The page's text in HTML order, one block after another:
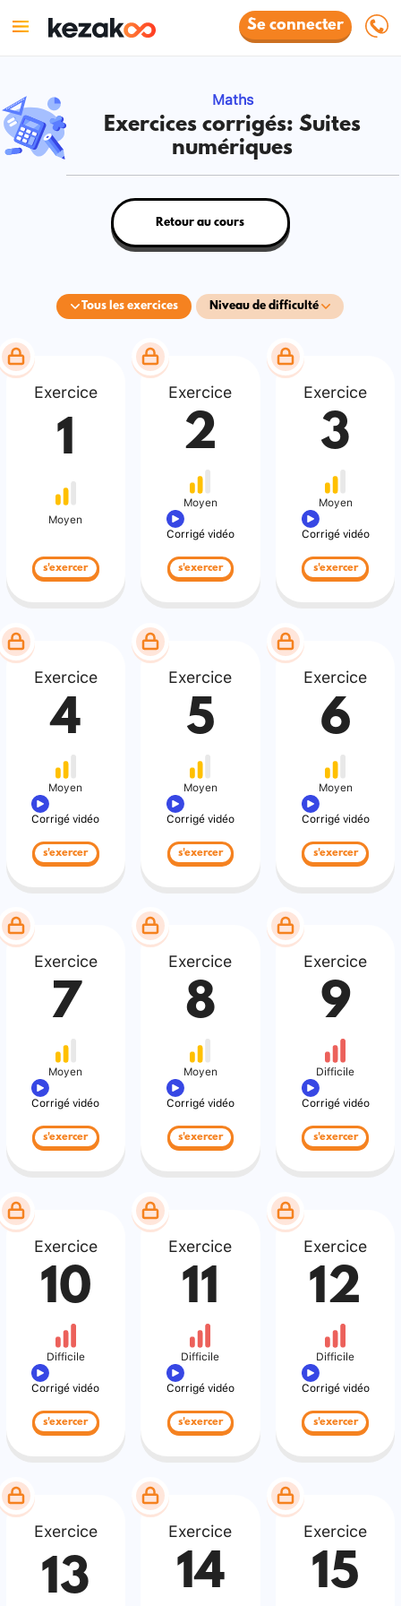
Se connecter
Maths
Exercices corrigés: Suites
numériques
Tous les exercices Niveau de difficulté
Retour au cours
Exercice
1
Moyen
s'exercer
Exercice
2
Moyen
Corrigé vidéo
s'exercer
Exercice
3
Moyen
Corrigé vidéo
s'exercer
Exercice
4
Moyen
Corrigé vidéo
s'exercer
Exercice
5
Moyen
Corrigé vidéo
s'exercer
Exercice
6
Moyen
Corrigé vidéo
s'exercer
Exercice
7
Moyen
Corrigé vidéo
s'exercer
Exercice
8
Moyen
Corrigé vidéo
s'exercer
Exercice
9
Difficile
Corrigé vidéo
s'exercer
Exercice
10
Difficile
Corrigé vidéo
s'exercer
Exercice
11
Difficile
Corrigé vidéo
s'exercer
Exercice
12
Difficile
Corrigé vidéo
s'exercer
Exercice
13
Exercice
14
Exercice
15